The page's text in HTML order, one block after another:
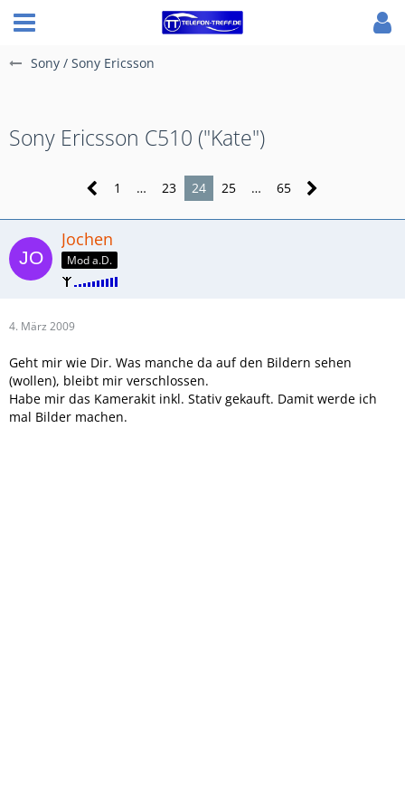
Sony / Sony Ericsson
Sony Ericsson C510 ("Kate")
1 … 23 24 25 … 65
Jochen
Mod a.D.
4. März 2009
Geht mir wie Dir. Was manche da auf den Bildern sehen
(wollen), bleibt mir verschlossen.
Habe mir das Kamerakit inkl. Stativ gekauft. Damit werde ich
mal Bilder machen.